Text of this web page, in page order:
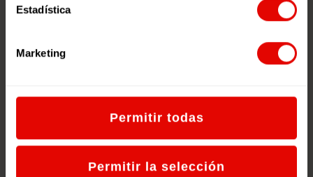
Estadística
Marketing
Permitir todas
Permitir la selección